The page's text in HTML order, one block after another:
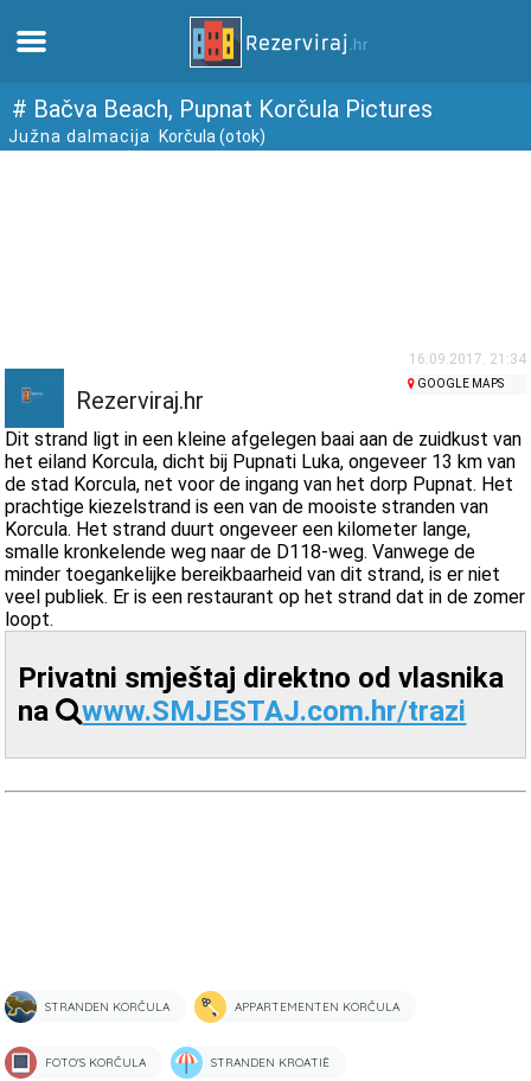
Thuis
webcams
Ontmoet Kroatië
musea
# Bačva Beach, Pupnat Korčula Pictures
Južna dalmacija Korčula (otok)
16.09.2017. 21:34
Rezerviraj.hr
GOOGLE MAPS
Dit strand ligt in een kleine afgelegen baai aan de zuidkust van
het eiland Korcula, dicht bij Pupnati Luka, ongeveer 13 km van
de stad Korcula, net voor de ingang van het dorp Pupnat. Het
prachtige kiezelstrand is een van de mooiste stranden van
Korcula. Het strand duurt ongeveer een kilometer lange,
smalle kronkelende weg naar de D118-weg. Vanwege de
minder toegankelijke bereikbaarheid van dit strand, is er niet
veel publiek. Er is een restaurant op het strand dat in de zomer
loopt.
Privatni smještaj direktno od vlasnika
na
www.SMJESTAJ.com.hr/trazi
STRANDEN KORČULA APPARTEMENTEN KORČULA
FOTO'S KORČULA STRANDEN KROATIË